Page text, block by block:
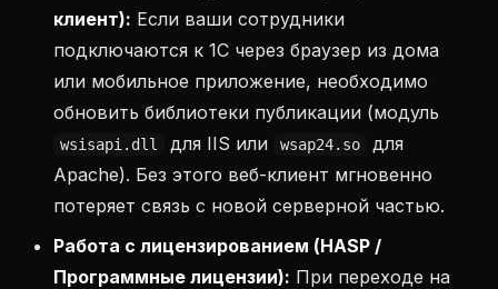
клиент): Если ваши сотрудники
подключаются к 1С через браузер из дома
или мобильное приложение, необходимо
обновить библиотеки публикации (модуль
wsisapi.dll для IIS или wsap24.so
для
Apache). Без этого веб-клиент мгновенно
потеряет связь с новой серверной частью.
Работа с лицензированием (HASP /
Программные лицензии): При переходе на